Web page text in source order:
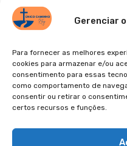
Gerenciar
Para fornecer as melhores
cookies para armazenar e/ou
consentimento para essas
como comportamento de
consentir ou retirar o
certos recursos e funções.